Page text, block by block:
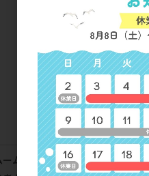
ームーキャット シルク腹巻き